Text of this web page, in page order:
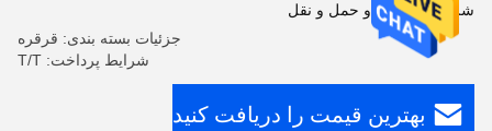
شرایط پرداخت و حمل و نقل
جزئیات بسته بندی: قرقره
شرایط پرداخت: T/T
بهترین قیمت را دریافت کنید